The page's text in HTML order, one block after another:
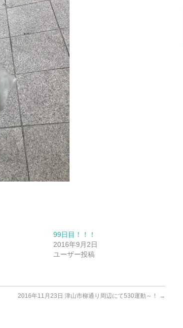
99日目！！！
2016年9月2日
ユーザー投稿
2016年11月23日 津山市柳通り周辺にて530運動～！ →